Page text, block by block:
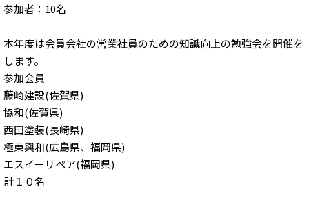
参加者：10名
本年度は会員会社の営業社員のための知識向上の勉強会を開催を
します。
参加会員
藤崎建設(佐賀県)
協和(佐賀県)
西田塗装(長崎県)
極東興和(広島県、福岡県)
エスイーリペア(福岡県)
計１０名